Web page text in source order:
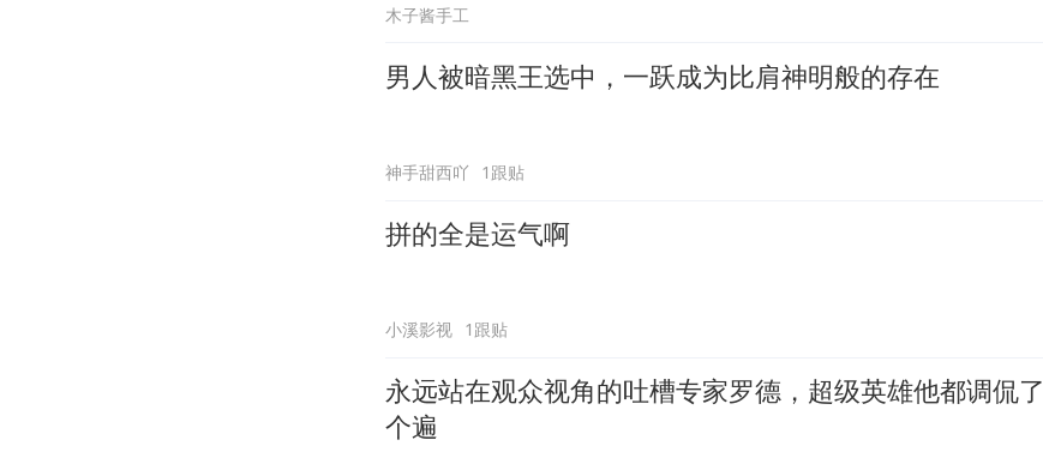
木子酱手工
男人被暗黑王选中，一跃成为比肩神明般的存在
神手甜西吖 1跟贴
拼的全是运气啊
小溪影视 1跟贴
永远站在观众视角的吐槽专家罗德，超级英雄他都调侃了
个遍